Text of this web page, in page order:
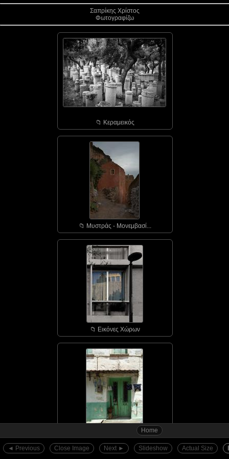
Home
◄︎ Previous Close Image Next ►︎ Slideshow Actual Size
Σαπρίκης Χρίστος
Φωτογραφίζω
📁︎ Κεραμεικός
📁︎ Μυστράς - Μονεμβασί...
📁︎ Εικόνες Χώρων
📁︎ Αγιάσος - οι πόρτε...